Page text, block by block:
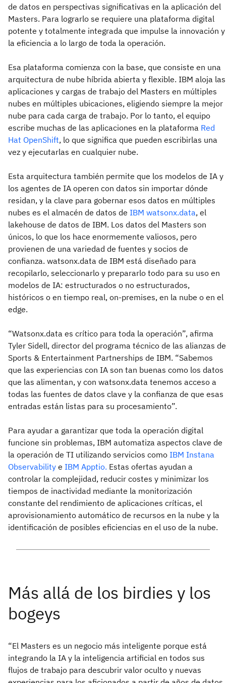
de datos en perspectivas significativas en la aplicación del
Masters. Para lograrlo se requiere una plataforma digital
potente y totalmente integrada que impulse la innovación y
la eficiencia a lo largo de toda la operación.
Esa plataforma comienza con la base, que consiste en una
arquitectura de nube híbrida abierta y flexible. IBM aloja las
aplicaciones y cargas de trabajo del Masters en múltiples
nubes en múltiples ubicaciones, eligiendo siempre la mejor
nube para cada carga de trabajo. Por lo tanto, el equipo
escribe muchas de las aplicaciones en la plataforma Red
Hat OpenShift, lo que significa que pueden escribirlas una
vez y ejecutarlas en cualquier nube.
Esta arquitectura también permite que los modelos de IA y
los agentes de IA operen con datos sin importar dónde
residan, y la clave para gobernar esos datos en múltiples
nubes es el almacén de datos de IBM watsonx.data, el
lakehouse de datos de IBM. Los datos del Masters son
únicos, lo que los hace enormemente valiosos, pero
provienen de una variedad de fuentes y socios de
confianza. watsonx.data de IBM está diseñado para
recopilarlo, seleccionarlo y prepararlo todo para su uso en
modelos de IA: estructurados o no estructurados,
históricos o en tiempo real, on-premises, en la nube o en el
edge.
“Watsonx.data es crítico para toda la operación”, afirma
Tyler Sidell, director del programa técnico de las alianzas de
Sports & Entertainment Partnerships de IBM. “Sabemos
que las experiencias con IA son tan buenas como los datos
que las alimentan, y con watsonx.data tenemos acceso a
todas las fuentes de datos clave y la confianza de que esas
entradas están listas para su procesamiento”.
Para ayudar a garantizar que toda la operación digital
funcione sin problemas, IBM automatiza aspectos clave de
la operación de TI utilizando servicios como IBM Instana
Observability e IBM Apptio. Estas ofertas ayudan a
controlar la complejidad, reducir costes y minimizar los
tiempos de inactividad mediante la monitorización
constante del rendimiento de aplicaciones críticas, el
aprovisionamiento automático de recursos en la nube y la
identificación de posibles eficiencias en el uso de la nube.
“El Masters es un negocio más inteligente porque está
integrando la IA y la inteligencia artificial en todos sus
flujos de trabajo para descubrir valor oculto y nuevas